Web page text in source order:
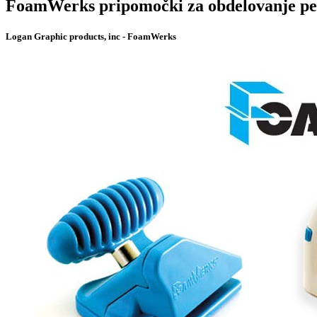
FoamWerks pripomočki za obdelovanje
Logan Graphic products, inc - FoamWerks